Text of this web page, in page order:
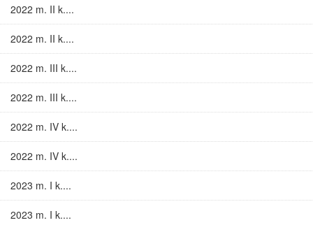
2022 m. II k....
2022 m. II k....
2022 m. III k....
2022 m. III k....
2022 m. IV k....
2022 m. IV k....
2023 m. I k....
2023 m. I k....